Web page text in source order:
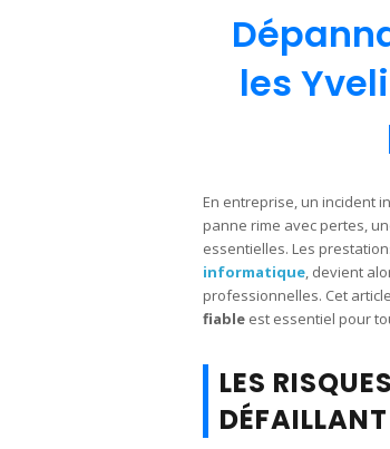
les
En entreprise, un incident
panne rime avec pertes,
essentielles. Les
informatique, devient
professionnelles. Cet
fiable est essentiel pour
LES
DÉFAILLANT